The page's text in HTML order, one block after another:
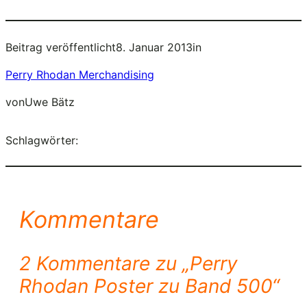
Beitrag veröffentlicht8. Januar 2013in
Perry Rhodan Merchandising
vonUwe Bätz
Schlagwörter:
Kommentare
2 Kommentare zu „Perry
Rhodan Poster zu Band 500“